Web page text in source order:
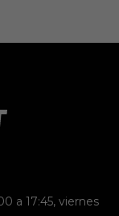
a 17:45, viernes